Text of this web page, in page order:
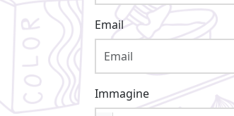
Email
Immagine